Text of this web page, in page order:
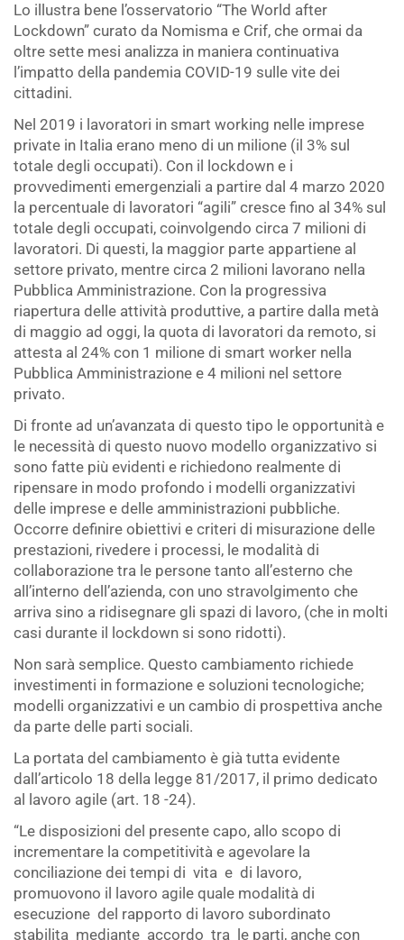
Lo illustra bene l’osservatorio “The World after
Lockdown” curato da Nomisma e Crif, che ormai da
oltre sette mesi analizza in maniera continuativa
l’impatto della pandemia COVID-19 sulle vite dei
cittadini.
Nel 2019 i lavoratori in smart working nelle imprese
private in Italia erano meno di un milione (il 3% sul
totale degli occupati). Con il lockdown e i
provvedimenti emergenziali a partire dal 4 marzo 2020
la percentuale di lavoratori “agili” cresce fino al 34% sul
totale degli occupati, coinvolgendo circa 7 milioni di
lavoratori. Di questi, la maggior parte appartiene al
settore privato, mentre circa 2 milioni lavorano nella
Pubblica Amministrazione. Con la progressiva
riapertura delle attività produttive, a partire dalla metà
di maggio ad oggi, la quota di lavoratori da remoto, si
attesta al 24% con 1 milione di smart worker nella
Pubblica Amministrazione e 4 milioni nel settore
privato.
Di fronte ad un’avanzata di questo tipo le opportunità e
le necessità di questo nuovo modello organizzativo si
sono fatte più evidenti e richiedono realmente di
ripensare in modo profondo i modelli organizzativi
delle imprese e delle amministrazioni pubbliche.
Occorre definire obiettivi e criteri di misurazione delle
prestazioni, rivedere i processi, le modalità di
collaborazione tra le persone tanto all’esterno che
all’interno dell’azienda, con uno stravolgimento che
arriva sino a ridisegnare gli spazi di lavoro, (che in molti
casi durante il lockdown si sono ridotti).
Non sarà semplice. Questo cambiamento richiede
investimenti in formazione e soluzioni tecnologiche;
modelli organizzativi e un cambio di prospettiva anche
da parte delle parti sociali.
La portata del cambiamento è già tutta evidente
dall’articolo 18 della legge 81/2017, il primo dedicato
al lavoro agile (art. 18 -24).
“Le disposizioni del presente capo, allo scopo di
incrementare la competitività e agevolare la
conciliazione dei tempi di vita e di lavoro,
promuovono il lavoro agile quale modalità di
esecuzione del rapporto di lavoro subordinato
stabilita mediante accordo tra le parti, anche con